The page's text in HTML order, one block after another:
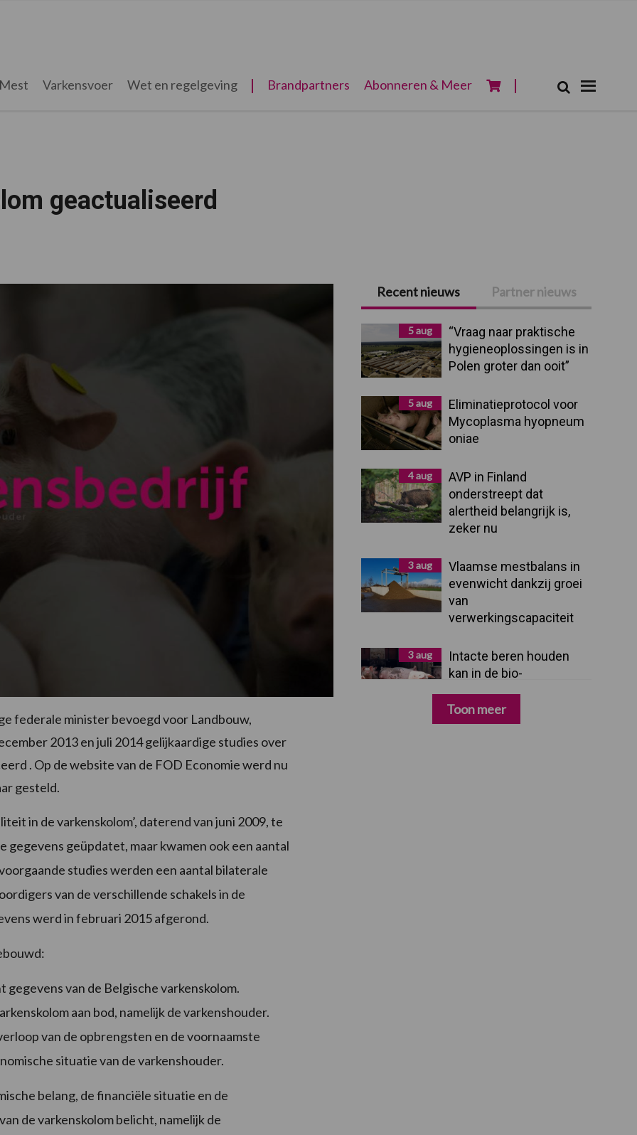
Mest Varkensvoer Wet en regelgeving Brandpartners Abonneren & Meer Zoek
geactualiseerd
federale minister bevoegd voor Landbouw,
2013 en juli 2014 gelijkaardige studies over
. Op de website van de FOD Economie werd nu
gesteld.
in de varkenskolom’, daterend van juni 2009, te
geüpdatet, maar kwamen ook een aantal
studies werden een aantal bilaterale
van de verschillende schakels in de
werd in februari 2015 afgerond.
van de Belgische varkenskolom.
aan bod, namelijk de varkenshouder.
van de opbrengsten en de voornaamste
situatie van de varkenshouder.
belang, de financiële situatie en de
de varkenskolom belicht, namelijk de
Primaire
Sidebar
Recent nieuws Partner nieuws
5 aug
“Vraag naar praktische
hygieneoplossingen is in
Polen groter dan ooit”
5 aug
Eliminatieprotocol voor
Mycoplasma hyopneum
oniae
4 aug
AVP in Finland
onderstreept dat
alertheid belangrijk is,
zeker nu
3 aug
Vlaamse mestbalans in
evenwicht dankzij groei
van
verwerkingscapaciteit
3 aug
Intacte beren houden
kan in de bio-
varkenshouderij, maar
dan moet alles kloppen
Toon meer